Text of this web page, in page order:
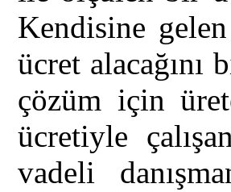
Kendisine
ücret alacağını
çözüm için
ücretiyle
vadeli